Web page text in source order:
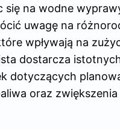
się na wodne
uwagę na
wpływają na
dostarcza
dotyczących
oraz